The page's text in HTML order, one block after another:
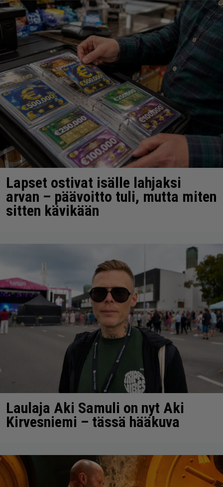
Lapset ostivat isälle lahjaksi
arvan – päävoitto tuli, mutta miten
sitten kävikään
Laulaja Aki Samuli on nyt Aki
Kirvesniemi – tässä hääkuva